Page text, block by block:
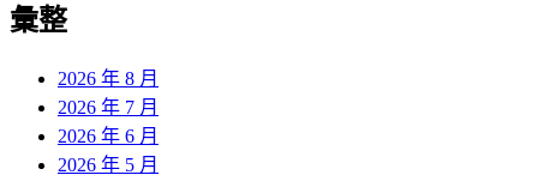
彙整
2026 年 8 月
2026 年 7 月
2026 年 6 月
2026 年 5 月